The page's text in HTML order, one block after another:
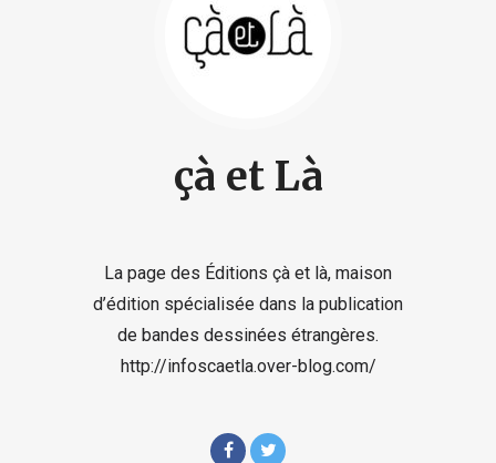
çà et Là
La page des Éditions çà et là, maison
d’édition spécialisée dans la publication
de bandes dessinées étrangères.
http://infoscaetla.over-blog.com/